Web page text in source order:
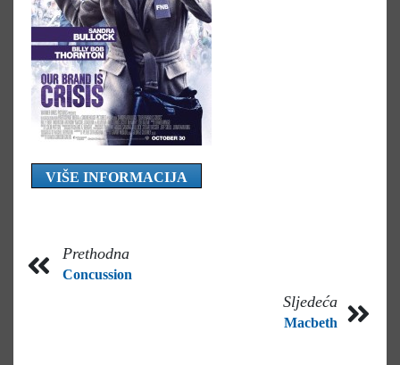
VIŠE INFORMACIJA
Prethodna
Concussion
Sljedeća
Macbeth